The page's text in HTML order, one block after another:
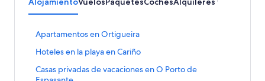
Apartamentos en Ortigueira
E
l
a
c
Hoteles en la playa en Cariño
E
lCasas privadas de vacaciones en O Porto de
E